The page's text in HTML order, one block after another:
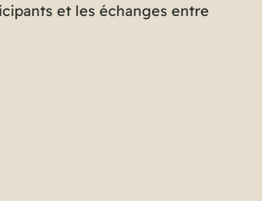
et les échanges entre